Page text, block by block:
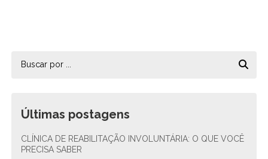
Últimas postagens
CLÍNICA DE REABILITAÇÃO INVOLUNTÁRIA: O QUE VOCÊ
PRECISA SABER